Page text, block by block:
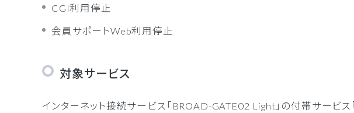
CGI利用停止
会員サポートWeb利用停止
対象サービス
インターネット接続サービス「BROAD-GATE02 Light」の付帯サービス